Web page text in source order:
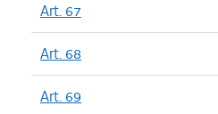
Art. 67
Art. 68
Art. 69